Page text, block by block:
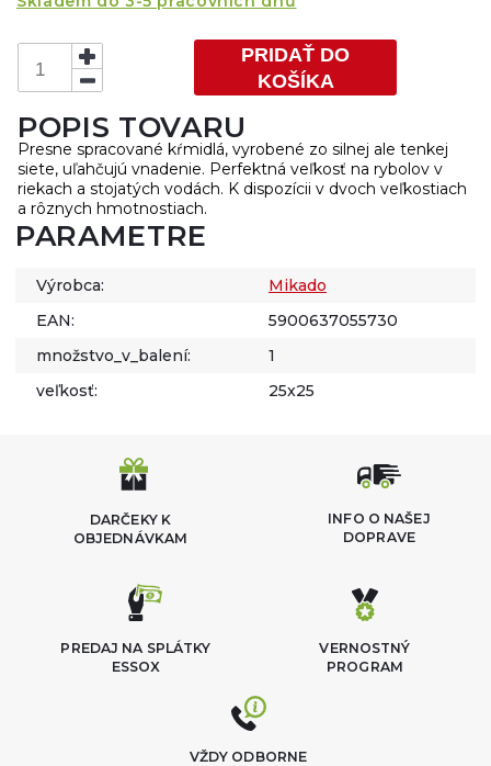
PRIDAŤ DO
KOŠÍKA
POPIS TOVARU
Presne spracované kŕmidlá, vyrobené zo silnej ale tenkej
siete, uľahčujú vnadenie. Perfektná veľkosť na rybolov v
riekach a stojatých vodách. K dispozícii v dvoch veľkostiach
a rôznych hmotnostiach.
PARAMETRE
Výrobca:
Mikado
EAN:
5900637055730
množstvo_v_balení:
1
veľkosť:
25x25
DARČEKY K
OBJEDNÁVKAM
INFO O NAŠEJ
DOPRAVE
VERNOSTNÝ
PROGRAM
PREDAJ NA SPLÁTKY
ESSOX
VŽDY ODBORNE